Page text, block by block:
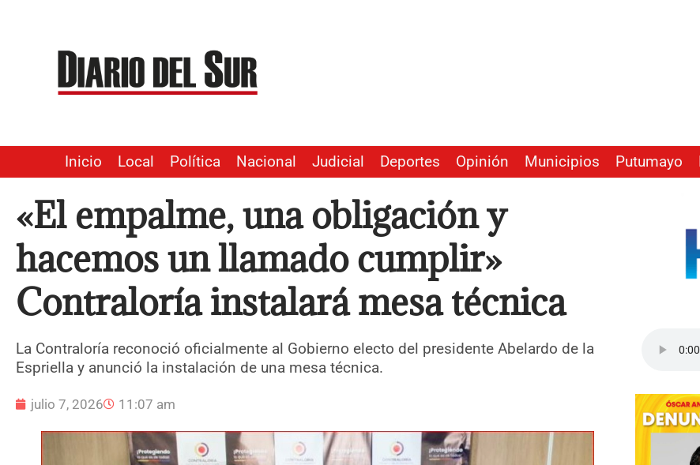
contenido
Inicio Local Política Nacional Judicial Deportes Opinión Municipios Putumayo
«El empalme, una obligación y
hacemos un llamado cumplir»
Contraloría instalará mesa técnica
La Contraloría reconoció oficialmente al Gobierno electo del presidente Abelardo de la
Espriella y anunció la instalación de una mesa técnica.
julio 7, 2026 11:07 am